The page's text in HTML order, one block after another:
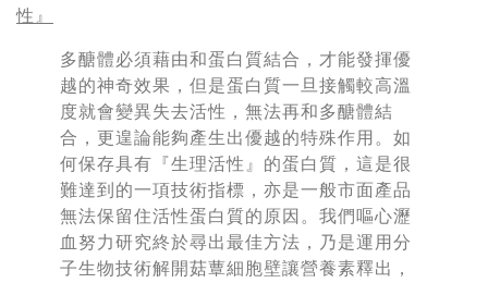
性』
多醣體必須藉由和蛋白質結合，才能發揮優
越的神奇效果，但是蛋白質一旦接觸較高溫
度就會變異失去活性，無法再和多醣體結
合，更遑論能夠產生出優越的特殊作用。如
何保存具有『生理活性』的蛋白質，這是很
難達到的一項技術指標，亦是一般市面產品
無法保留住活性蛋白質的原因。我們嘔心瀝
血努力研究終於尋出最佳方法，乃是運用分
子生物技術解開菇蕈細胞壁讓營養素釋出，